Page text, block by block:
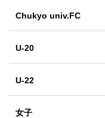
Chukyo univ.FC
U-20
U-22
女子